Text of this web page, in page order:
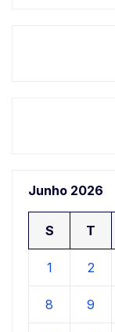
Junho 2026
S T
1 2
8 9